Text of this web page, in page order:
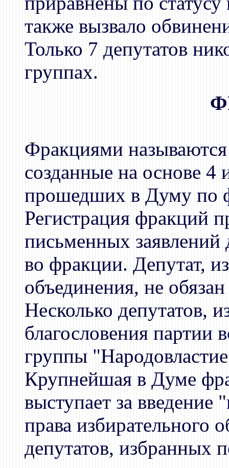
также вызвало
Только 7 депутатов
группах.
Фракциями называются
созданные на основе 4
прошедших в Думу по
Регистрация фракций
письменных заявлений
во фракции. Депутат,
объединения, не
Несколько депутатов,
благословения партии
группы
Крупнейшая в Думе
выступает за введение
права избирательного
депутатов, избранных